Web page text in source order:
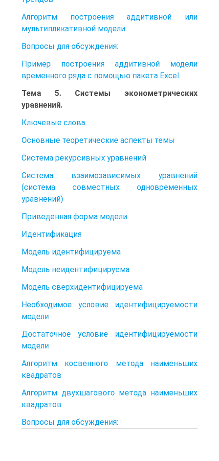
Алгоритм построения аддитивной или
мультипликативной модели.
Вопросы для обсуждения:
Пример построения аддитивной модели
временного ряда с помощью пакета Excel.
Тема 5. Системы эконометрических
уравнений.
Ключевые слова.
Основные теоретические аспекты темы
Система рекурсивных уравнений
Система взаимозависимых уравнений
(система совместных одновременных
уравнений)
Приведенная форма модели
Идентификация
Модель идентифицируема
Модель неидентифицируема
Модель сверхидентифицируема
Необходимое условие идентифицируемости
модели
Достаточное условие идентифицируемости
модели
Алгоритм косвенного метода наименьших
квадратов
Алгоритм двухшагового метода наименьших
квадратов
Вопросы для обсуждения: